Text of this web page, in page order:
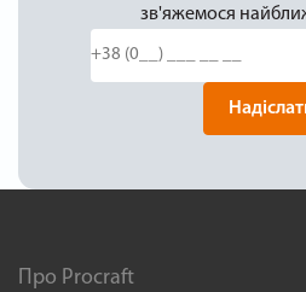
зв'яжемося
Про Procraft